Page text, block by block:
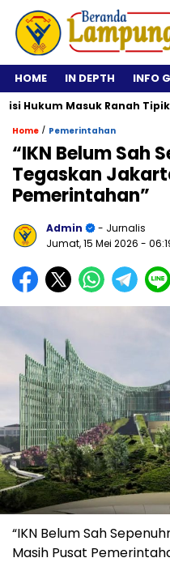
HOME IN DEPTH INFO
Masuk Ranah Tipikor
Home / Pemerintahan
“IKN Belum Sah
Tegaskan
Pemerintahan”
Admin
- Jurnalis
Jumat, 15 Mei 2026 -
“IKN Belum Sah
Masih Pusat